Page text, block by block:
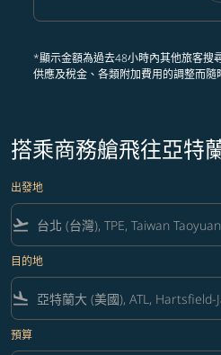
*顯示金額為過去48小時內其他旅客搜
供應及稅金、各類附加費用的調整而隨
搭乘商務艙飛往亞特
出發地
flight_takeoff
目的地
flight_land
預算